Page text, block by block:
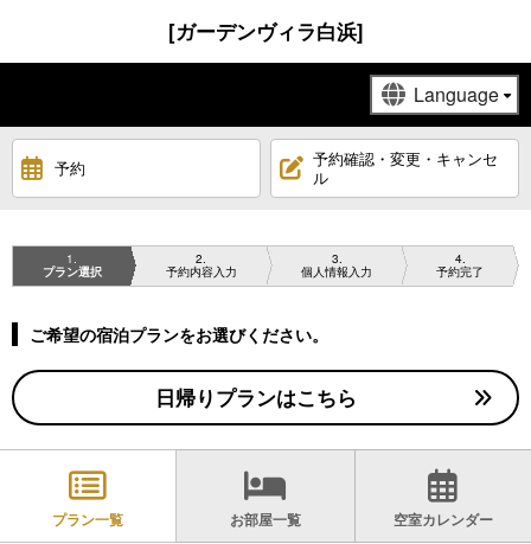
[ガーデンヴィラ白浜]
予約
予約確認・変更・キャンセ
ル
1
プラン選択
2
予約内容入力
3
個人情報入力
4
予約完了
ご希望の宿泊プランをお選びください。
日帰りプランはこちら
プラン一覧 お部屋一覧 空室カレンダー